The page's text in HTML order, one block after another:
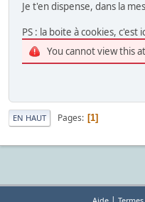
Je t'en dispense, dans la
PS : la boite à cookies, c'est
You cannot view this
EN HAUT Pages 1